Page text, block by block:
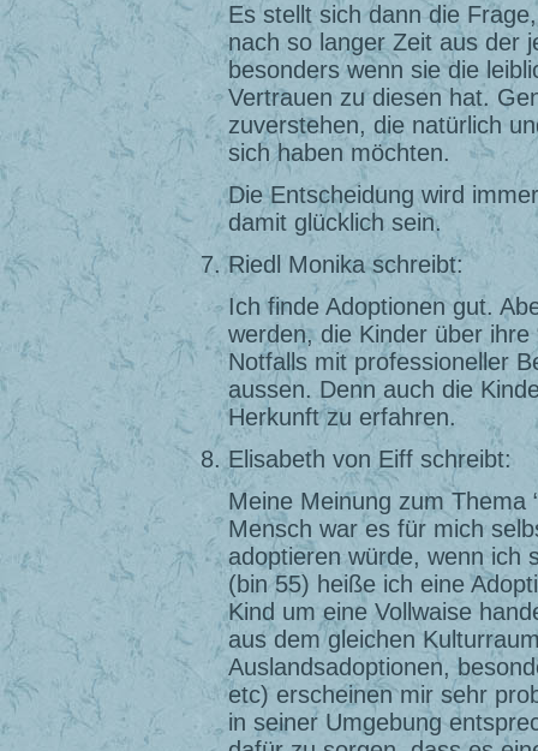
Es stellt sich dann die
nach so langer Zeit aus der
besonders wenn sie die
Vertrauen zu diesen hat.
zuverstehen, die natürlich
sich haben möchten.
Die Entscheidung wird
damit glücklich sein.
Riedl Monika schreibt:
Ich finde Adoptionen gut.
werden, die Kinder über ihre
Notfalls mit professioneller
aussen. Denn auch die
Herkunft zu erfahren.
Elisabeth von Eiff schreibt:
Meine Meinung zum Thema
Mensch war es für mich
adoptieren würde, wenn ich
(bin 55) heiße ich eine
Kind um eine Vollwaise
aus dem gleichen
Auslandsadoptionen,
etc) erscheinen mir sehr
in seiner Umgebung